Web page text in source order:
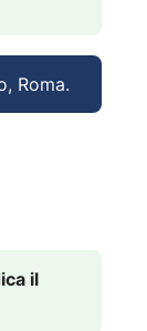
Roma.
il